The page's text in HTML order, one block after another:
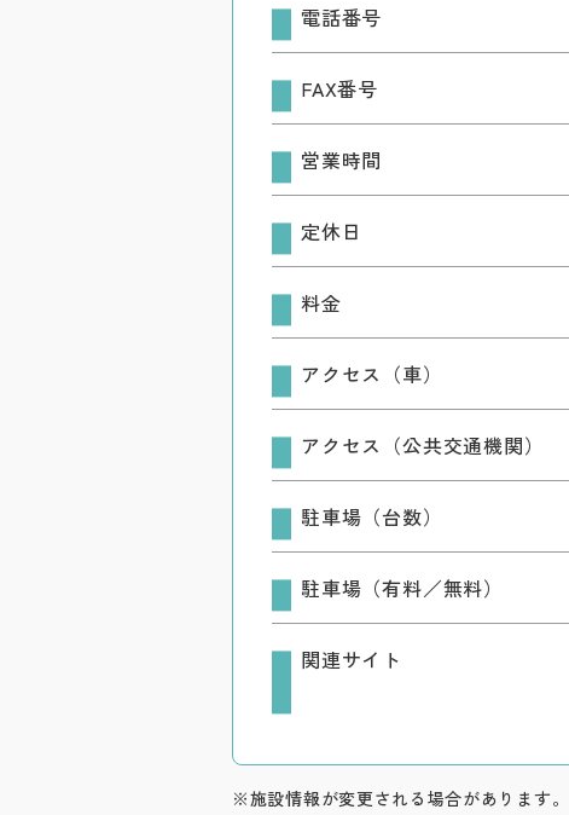
電話番号
FAX番号
営業時間
定休日
料金
アクセス（車）
アクセス（公共交通機関）
駐車場（台数）
駐車場（有料／無料）
関連サイト
※施設情報が変更される場合があります